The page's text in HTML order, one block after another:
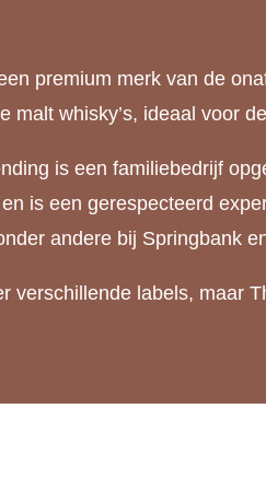
premium merk van de
malt whisky’s, ideaal voor
is een familiebedrijf
is een gerespecteerd
andere bij Springbank
verschillende labels, maar